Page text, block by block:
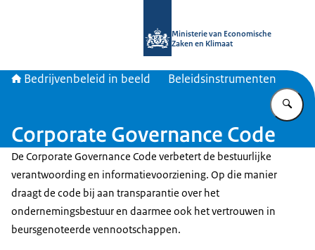
Ministerie van Economische
Zaken en Klimaat
Bedrijvenbeleid in beeld Beleidsinstrumenten
Corporate Governance Code
De Corporate Governance Code verbetert de bestuurlijke
verantwoording en informatievoorziening. Op die manier
draagt de code bij aan transparantie over het
ondernemingsbestuur en daarmee ook het vertrouwen in
beursgenoteerde vennootschappen.